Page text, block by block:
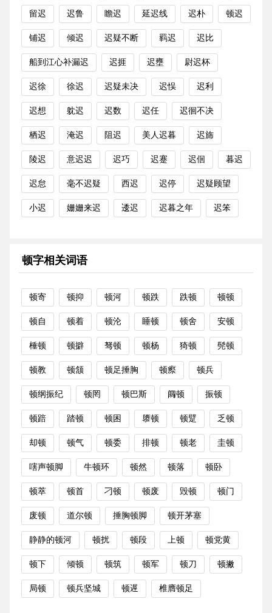
留迟 迟鲁 瞻迟 延迟线 迟朴 顿迟
铺迟 倾迟 迟疑不断 羁迟 迟比
船到江心补漏迟 迟捱 迟壅 尉迟杯
迟徐 徐迟 迟疑未决 迟悮 迟利
迟想 躭迟 迟数 迟任 迟徊不决
栖迟 淹迟 阻迟 美人迟暮 迟旆
陵迟 意迟迟 迟巧 迟蹇 迟佪 暮迟
迟怠 毫不迟疑 西迟 迟停 迟疑顾望
小迟 姗姗来迟 逶迟 迟暮之年 迟笨
顿字相关词语
顿寄 顿抑 顿河 顿跌 跌顿 顿顿
顿自 顿着 顿沦 睡顿 顿舍 安顿
棰顿 顿擗 驽顿 顿杨 猗顿 髡顿
顿教 顿颔 顿足捶胸 顿瘵 顿兵
顿纲振纪 顿罔 顿巴斯 阘顿 振顿
顿踣 踏顿 顿困 隳顿 顿躄 乏顿
却顿 顿气 顿委 排顿 顿老 圭顿
嗐声顿脚 牛顿环 顿然 顿落 顿卧
顿萃 顿首 刁顿 顿废 毁顿 顿门
废顿 道尔顿 捶胸顿脚 顿开茅塞
静静的顿河 顿扰 顿段 上顿 顿党黄
顿下 倾顿 顿筑 顿军 顿刀 顿撇
局顿 顿兵坚城 顿遟 椎膺顿足